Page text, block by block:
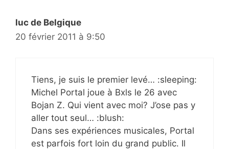
luc de Belgique
20 février 2011 à 9:50
Tiens, je suis le premier levé… :sleeping:
Michel Portal joue à Bxls le 26 avec
Bojan Z. Qui vient avec moi? J’ose pas y
aller tout seul… :blush:
Dans ses expériences musicales, Portal
est parfois fort loin du grand public. Il